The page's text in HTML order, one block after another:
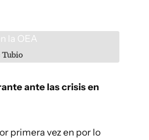
Tubio
ante las crisis en
primera vez en por lo